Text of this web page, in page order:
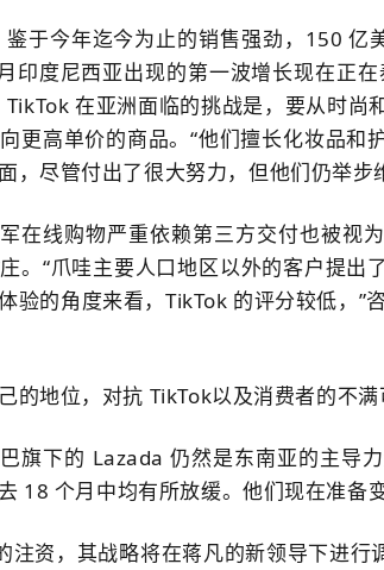
于今年迄今为止的销售强劲，150 亿
印度尼西亚出现的第一波增长现在正
TikTok 在亚洲面临的挑战是，要从时尚
更高单价的商品。“他们擅长化妆品和
，尽管付出了很大努力，但他们仍举步
在线购物严重依赖第三方交付也被视为
。 “爪哇主要人口地区以外的客户提出
验的角度来看，TikTok 的评分较低，”
的地位，对抗 TikTok以及消费者的不满
旗下的 Lazada 仍然是东南亚的主导力
18 个月中均有所放缓。他们现在准备
资，其战略将在蒋凡的新领导下进行